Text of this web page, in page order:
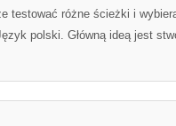
testować różne ścieżki i
polski. Główną ideą jest